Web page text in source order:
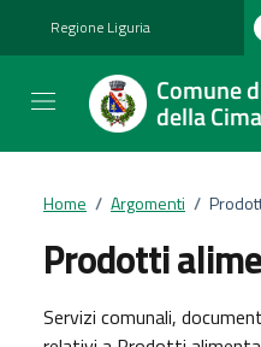
Regione Liguria
Comune
della Cima
Home / Argomenti /
Prodotti
Dettagli
Servizi comunali,